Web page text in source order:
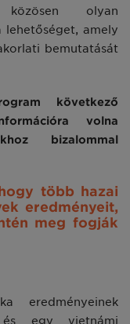
közösen olyan
lehetőséget, amely
bemutatását
következő
volna
bizalommal
több hazai
eredményeit,
meg fogják
eredményeinek
egy vietnámi